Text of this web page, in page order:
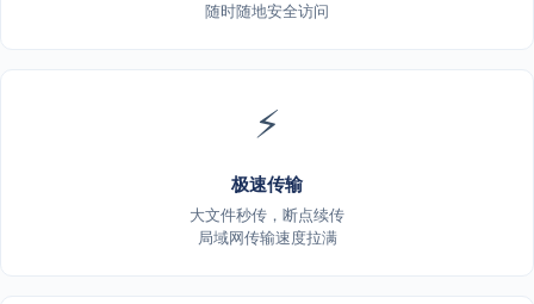
随时随地安全访问
⚡
极速传输
大文件秒传，断点续传
局域网传输速度拉满